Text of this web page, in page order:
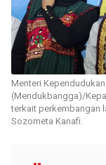
Menteri
(Mendukbangga)/
terkait perkembangan
Sozometa Kanafi.